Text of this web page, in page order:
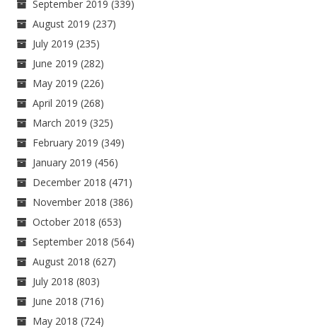
September 2019 (339)
August 2019 (237)
July 2019 (235)
June 2019 (282)
May 2019 (226)
April 2019 (268)
March 2019 (325)
February 2019 (349)
January 2019 (456)
December 2018 (471)
November 2018 (386)
October 2018 (653)
September 2018 (564)
August 2018 (627)
July 2018 (803)
June 2018 (716)
May 2018 (724)